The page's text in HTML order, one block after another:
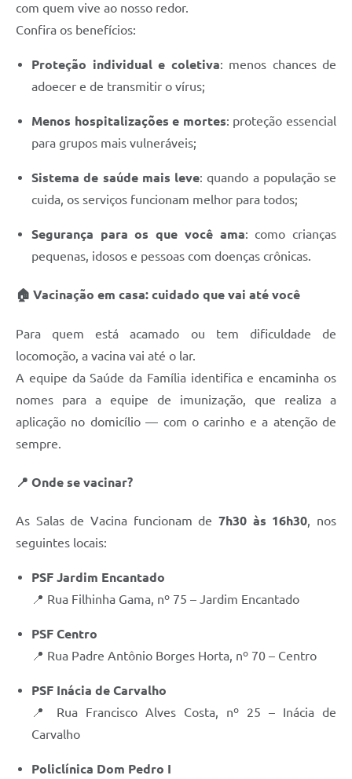
com quem vive ao nosso redor.
Confira os benefícios:
Proteção individual e coletiva: menos chances de
adoecer e de transmitir o vírus;
Menos hospitalizações e mortes: proteção essencial
para grupos mais vulneráveis;
Sistema de saúde mais leve: quando a população se
cuida, os serviços funcionam melhor para todos;
Segurança para os que você ama: como crianças
pequenas, idosos e pessoas com doenças crônicas.
🏠 Vacinação em casa: cuidado que vai até você
Para quem está acamado ou tem dificuldade de
locomoção, a vacina vai até o lar.
A equipe da Saúde da Família identifica e encaminha os
nomes para a equipe de imunização, que realiza a
aplicação no domicílio — com o carinho e a atenção de
sempre.
📍 Onde se vacinar?
As Salas de Vacina funcionam de 7h30 às 16h30, nos
seguintes locais:
PSF Jardim Encantado
📍 Rua Filhinha Gama, nº 75 – Jardim Encantado
PSF Centro
📍 Rua Padre Antônio Borges Horta, nº 70 – Centro
PSF Inácia de Carvalho
📍 Rua Francisco Alves Costa, nº 25 – Inácia de
Carvalho
Policlínica Dom Pedro I